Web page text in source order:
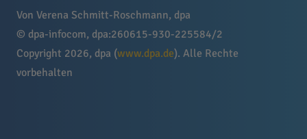
Von Verena Schmitt-Roschmann, dpa
© dpa-infocom, dpa:260615-930-225584/2
Copyright 2026, dpa (www.dpa.de). Alle Rechte
vorbehalten